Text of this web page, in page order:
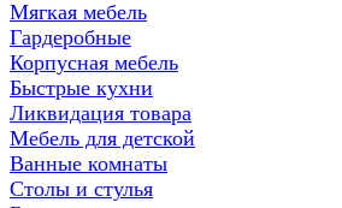
Мягкая мебель
Гардеробные
Корпусная мебель
Быстрые кухни
Ликвидация товара
Мебель для детской
Ванные комнаты
Столы и стулья